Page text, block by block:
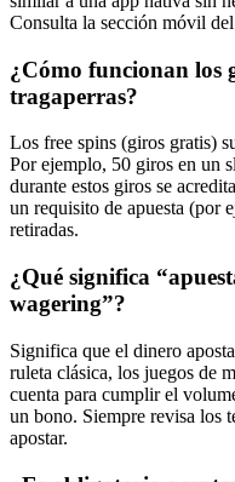
Consulta la sección móvil
¿Cómo funcionan los
tragaperras?
Los free spins (giros gratis)
Por ejemplo, 50 giros en un
durante estos giros se
un requisito de apuesta (por
retiradas.
¿Qué significa
wagering”?
Significa que el dinero
ruleta clásica, los juegos de
cuenta para cumplir el
un bono. Siempre revisa los
apostar.